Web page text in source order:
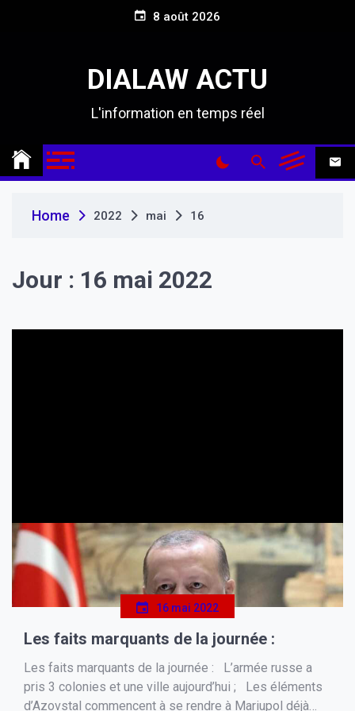
e
8 août 2026
DIALAW ACTU
L'information en temps réel
Home 2022 mai 16
Jour : 16 mai 2022
16 mai 2022
Les faits marquants de la journée :
Les faits marquants de la journée : L’armée russe a
pris 3 colonies et une ville aujourd’hui ; Les éléments
d’Azovstal commencent à se rendre à Mariupol déjà